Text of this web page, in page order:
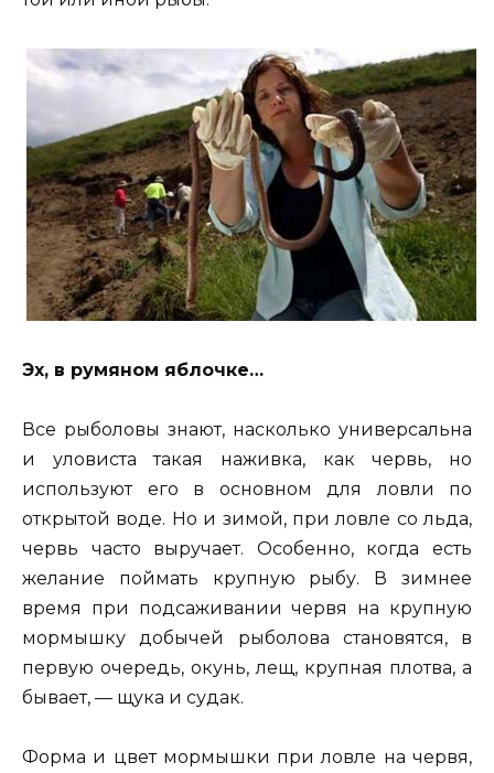
Эх, в румяном яблочке…
Все рыболовы знают, насколько универсальна
и уловиста такая наживка, как червь, но
используют его в основном для ловли по
открытой воде. Но и зимой, при ловле со льда,
червь часто выручает. Особенно, когда есть
желание поймать крупную рыбу. В зимнее
время при подсаживании червя на крупную
мормышку добычей рыболова становятся, в
первую очередь, окунь, лещ, крупная плотва, а
бывает, — щука и судак.
Форма и цвет мормышки при ловле на червя,